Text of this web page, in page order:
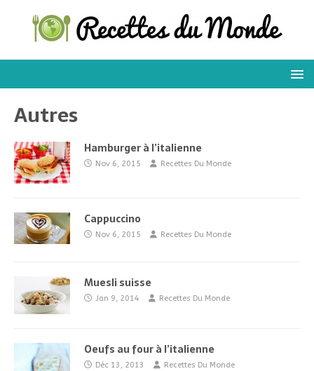
Autres
Hamburger à l’italienne
Nov 6, 2015 Recettes Du Monde
Cappuccino
Nov 6, 2015 Recettes Du Monde
Muesli suisse
Jan 9, 2014 Recettes Du Monde
Oeufs au four à l’italienne
Déc 13, 2013 Recettes Du Monde